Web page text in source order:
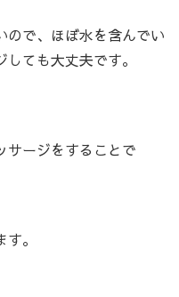
ので、ほぼ水を含んでい
ても大丈夫です。
サージをすることで
。